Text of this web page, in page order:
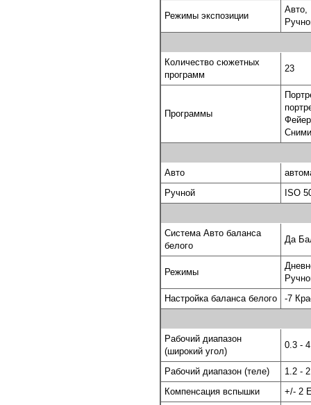
Режимы экспозиции
Авто,
Количество сюжетных
программ
23
Программы
Авто
Ручной
ISO
Система Авто баланса
белого
Да
Режимы
Настройка баланса белого
-7
Рабочий диапазон
(широкий угол)
0.3 -
Рабочий диапазон (теле)
1.2 -
Компенсация вспышки
+/- 2